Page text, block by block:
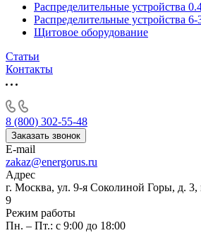
Распределительные устройства
Распределительные устройства
Щитовое оборудование
Статьи
Контакты
8 (800) 302-55-48
Заказать звонок
E-mail
zakaz@energorus.ru
Адрес
г. Москва, ул. 9-я Соколиной Горы, д.
9
Режим работы
Пн. – Пт.: с 9:00 до 18:00